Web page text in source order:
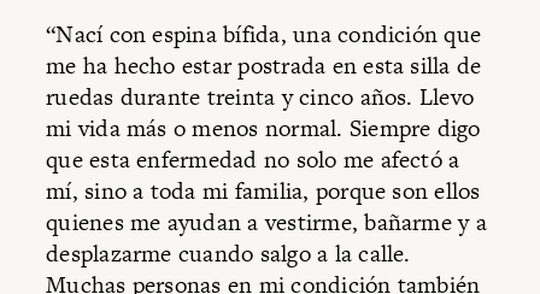
“Nací con espina bífida, una condición que
me ha hecho estar postrada en esta silla de
ruedas durante treinta y cinco años. Llevo
mi vida más o menos normal. Siempre digo
que esta enfermedad no solo me afectó a
mí, sino a toda mi familia, porque son ellos
quienes me ayudan a vestirme, bañarme y a
desplazarme cuando salgo a la calle.
Muchas personas en mi condición también